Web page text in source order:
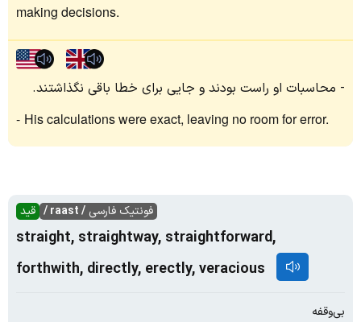
making decisions.
محاسبات او راست بودند و جایی برای خطا باقی نگذاشتند.
His calculations were exact, leaving no room for error.
قید فونتیک فارسی / raast /
straight, straightway, straightforward,
forthwith, directly, erectly, veracious
بی‌وقفه